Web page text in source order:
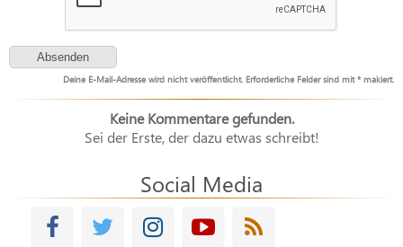
Deine E-Mail-Adresse wird nicht veröffentlicht. Erforderliche Felder sind mit * makiert.
Keine Kommentare gefunden.
Sei der Erste, der dazu etwas schreibt!
Social Media